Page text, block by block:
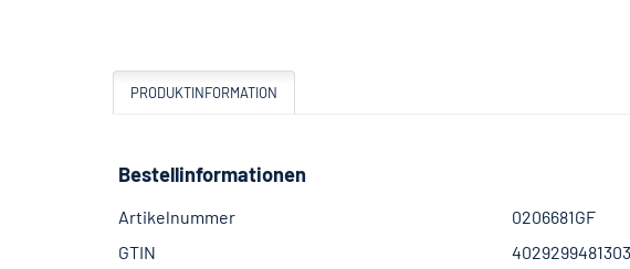
PRODUKTINFORMATION
Bestellinformationen
Artikelnummer
0206681GF
GTIN
4029299481303